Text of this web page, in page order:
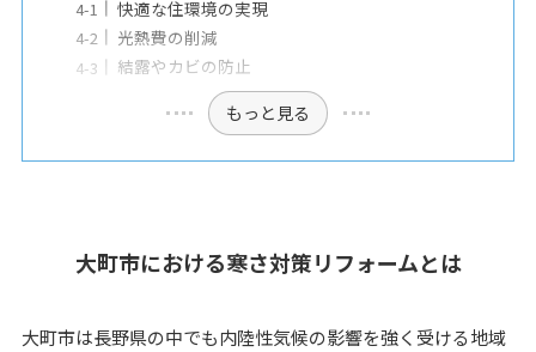
快適な住環境の実現
光熱費の削減
結露やカビの防止
もっと見る
大町市における寒さ対策リフォームとは
大町市は長野県の中でも内陸性気候の影響を強く受ける地域